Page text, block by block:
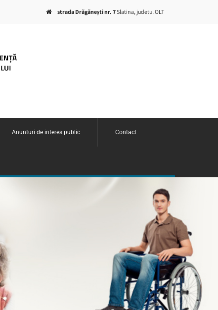
strada Drăgănești nr. 7Slatina, judetul OLT
Anunturi de interes public Contact